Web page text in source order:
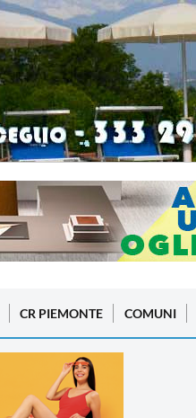
CR PIEMONTE COMUNI